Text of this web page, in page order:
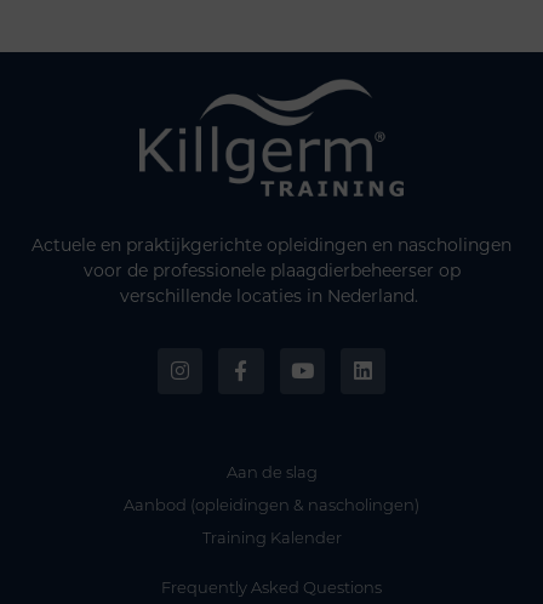
Actuele en praktijkgerichte opleidingen en nascholingen
voor de professionele plaagdierbeheerser op
verschillende locaties in Nederland.
Aan de slag
Aanbod (opleidingen & nascholingen)
Training Kalender
Frequently Asked Questions